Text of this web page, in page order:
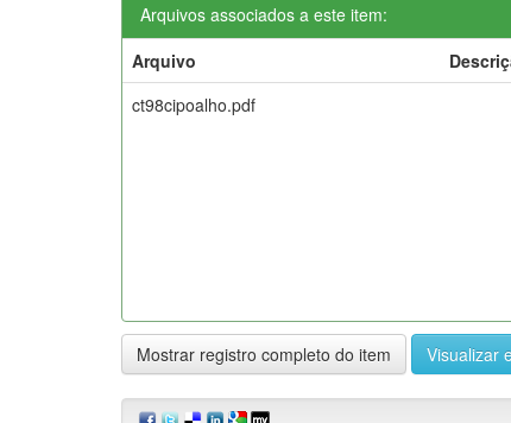
Arquivos associados a este item:
Arquivo
ct98cipoalho.pdf
Mostrar registro completo do item Visualizar